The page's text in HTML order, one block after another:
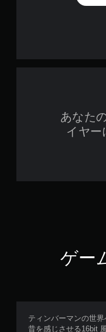
あなた
イヤー
ゲー
ティンバーマンの世界
昔を感じさせる16bit